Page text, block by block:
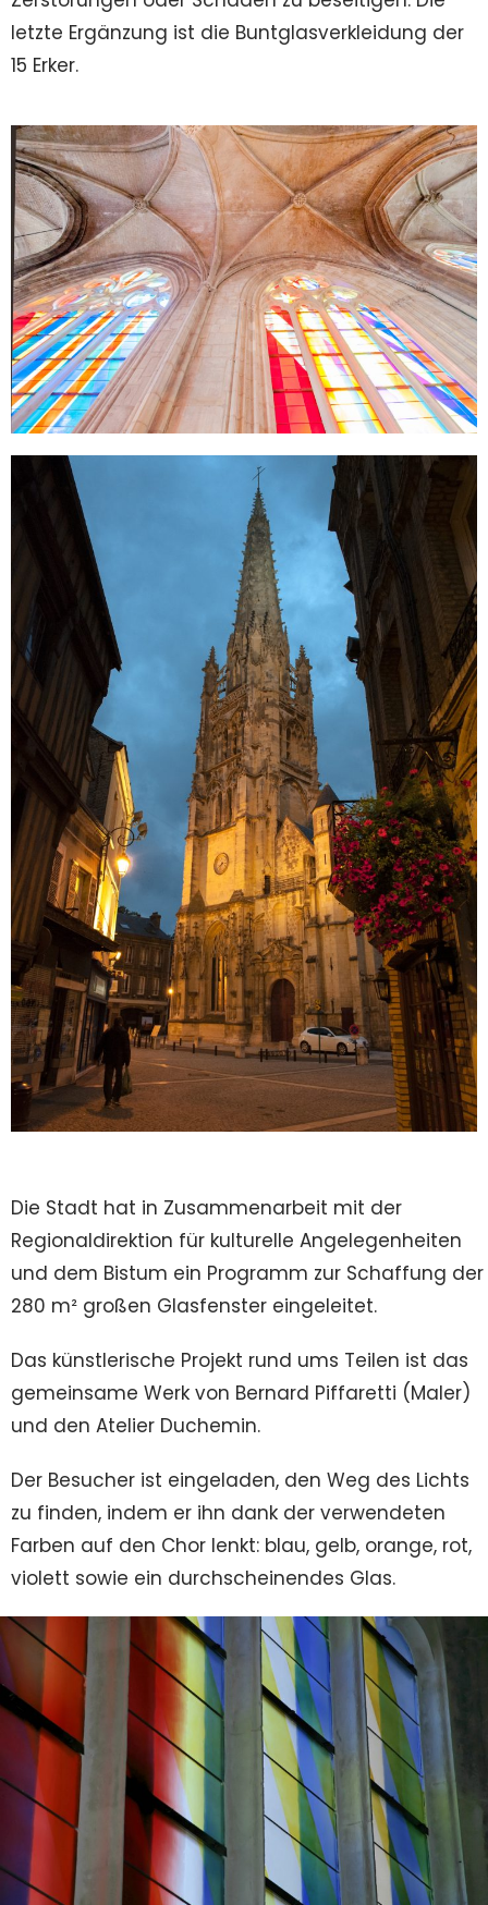
letzte Ergänzung ist die Buntglasverkleidung der
15 Erker.
Die Stadt hat in Zusammenarbeit mit der
Regionaldirektion für kulturelle Angelegenheiten
und dem Bistum ein Programm zur Schaffung der
280 m² großen Glasfenster eingeleitet.
Das künstlerische Projekt rund ums Teilen ist das
gemeinsame Werk von Bernard Piffaretti (Maler)
und den Atelier Duchemin.
Der Besucher ist eingeladen, den Weg des Lichts
zu finden, indem er ihn dank der verwendeten
Farben auf den Chor lenkt: blau, gelb, orange, rot,
violett sowie ein durchscheinendes Glas.